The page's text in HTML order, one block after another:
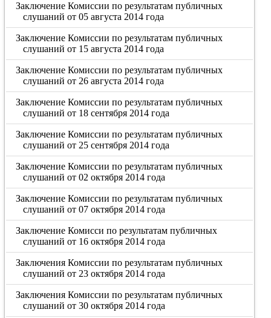
Заключение Комиссии по результатам публичных
слушаний от 05 августа 2014 года
Заключение Комиссии по результатам публичных
слушаний от 15 августа 2014 года
Заключение Комиссии по результатам публичных
слушаний от 26 августа 2014 года
Заключение Комиссии по результатам публичных
слушаний от 18 сентября 2014 года
Заключение Комиссии по результатам публичных
слушаний от 25 сентября 2014 года
Заключение Комиссии по результатам публичных
слушаний от 02 октября 2014 года
Заключение Комиссии по результатам публичных
слушаний от 07 октября 2014 года
Заключение Комисси по результатам публичных
слушаний от 16 октября 2014 года
Заключения Комиссии по результатам публичных
слушаний от 23 октября 2014 года
Заключения Комиссии по результатам публичных
слушаний от 30 октября 2014 года